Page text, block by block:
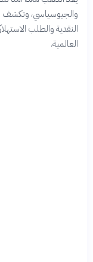
والجيوسياسي، وتكشف
النقدية والطلب
العالمية.